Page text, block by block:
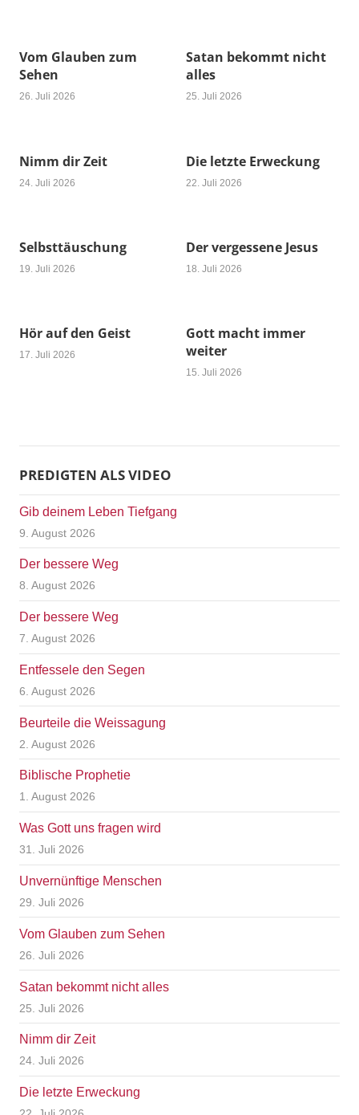
Vom Glauben zum
Sehen
26. Juli 2026
Satan bekommt nicht
alles
25. Juli 2026
Nimm dir Zeit
24. Juli 2026
Die letzte Erweckung
22. Juli 2026
Selbsttäuschung
19. Juli 2026
Der vergessene Jesus
18. Juli 2026
Hör auf den Geist
17. Juli 2026
Gott macht immer
weiter
15. Juli 2026
PREDIGTEN ALS VIDEO
Gib deinem Leben Tiefgang
9. August 2026
Der bessere Weg
8. August 2026
Der bessere Weg
7. August 2026
Entfessele den Segen
6. August 2026
Beurteile die Weissagung
2. August 2026
Biblische Prophetie
1. August 2026
Was Gott uns fragen wird
31. Juli 2026
Unvernünftige Menschen
29. Juli 2026
Vom Glauben zum Sehen
26. Juli 2026
Satan bekommt nicht alles
25. Juli 2026
Nimm dir Zeit
24. Juli 2026
Die letzte Erweckung